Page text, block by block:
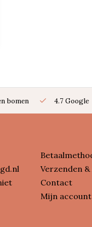
bomen 4.7 Google
Verzenden
Contact
Mijn account